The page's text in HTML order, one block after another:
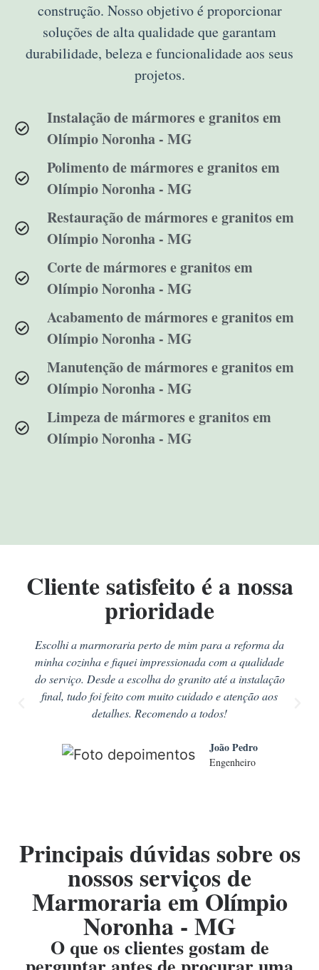
construção. Nosso objetivo é proporcionar
soluções de alta qualidade que garantam
durabilidade, beleza e funcionalidade aos seus
projetos.
Instalação de mármores e granitos em
Olímpio Noronha - MG
Polimento de mármores e granitos em
Olímpio Noronha - MG
Restauração de mármores e granitos em
Olímpio Noronha - MG
Corte de mármores e granitos em
Olímpio Noronha - MG
Acabamento de mármores e granitos em
Olímpio Noronha - MG
Manutenção de mármores e granitos em
Olímpio Noronha - MG
Limpeza de mármores e granitos em
Olímpio Noronha - MG
Cliente satisfeito é a nossa
prioridade
Escolhi a marmoraria perto de mim para a reforma da
minha cozinha e fiquei impressionada com a qualidade
do serviço. Desde a escolha do granito até a instalação
final, tudo foi feito com muito cuidado e atenção aos
detalhes. Recomendo a todos!
João Pedro
Engenheiro
Principais dúvidas sobre os
nossos serviços de
Marmoraria em Olímpio
Noronha - MG
O que os clientes gostam de